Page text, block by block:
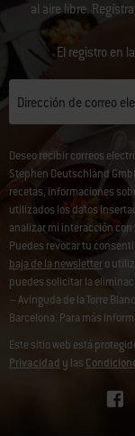
al aire libre.
El registro en
Dirección de correo
Deseo recibir correos
Stephen Deutschland
recetas, informaciones
utilizados los datos
analizar mi interacción
Puedes revocar tu
baja de la newslettero
puedes solicitar la
– Avinguda de la Torre
Barcelona. Para más
Este sitio web está
Privacidad y las